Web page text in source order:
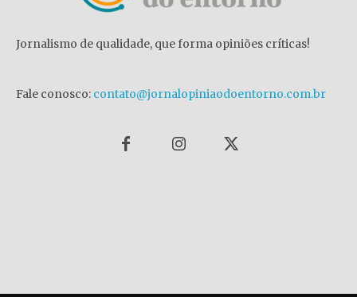
Jornalismo de qualidade, que forma opiniões críticas!
Fale conosco: contato@jornalopiniaodoentorno.com.br